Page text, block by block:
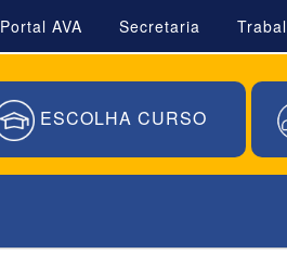
Portal AVA Secretaria
ESCOLHA CURSO